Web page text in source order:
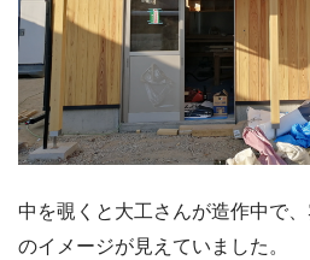
中を覗くと大工さんが造作中で
のイメージが見えていました。